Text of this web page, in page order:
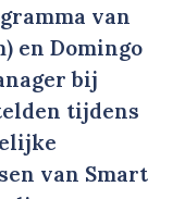
van
en Domingo
bij
tijdens
van Smart